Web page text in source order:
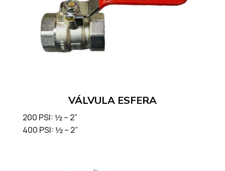
VÁLVULA ESFERA
200 PSI: ½ – 2”
400 PSI: ½ – 2”